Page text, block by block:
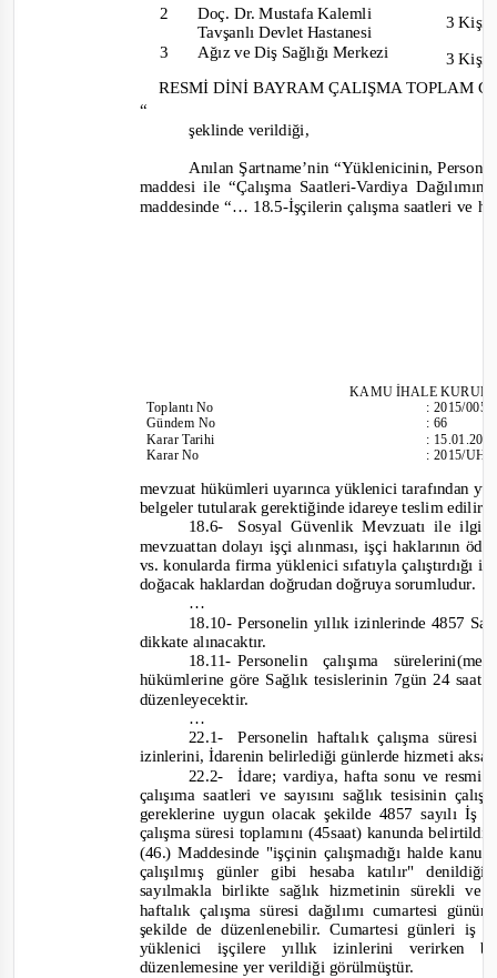
2
3
Doç. Dr. Mustafa Kalemli
Tavşanlı Devlet Hastanesi
Ağız ve Diş Sağlığı Merkezi
3 Kişi
3 Kişi
RESMİ DİNİ BAYRAM ÇALIŞMA TOPLAM
“
şeklinde verildiği,
Anılan Şartname’nin “Yüklenicinin,
maddesi ile “Çalışma Saatleri-Vardiya
maddesinde “… 18.5-İşçilerin çalışma saatleri ve
KAMU İHALE
ToplantıNo
Gündem No
Karar Tarihi
Karar No
:2015/005
:66
:
:2015/
mevzuat hükümleri uyarınca yüklenici tarafından
belgeler tutularak gerektiğinde idareye teslim edilir.
18.6- Sosyal Güvenlik Mevzuatı ile
mevzuattan dolayı işçi alınması, işçi haklarının
vs. konularda firma yüklenici sıfatıyla çalıştırdığı
doğacak haklardan doğrudan doğruya sorumludur.
…
18.10- Personelin yıllık izinlerinde 4857
dikkate alınacaktır.
18.11- Personelin çalışıma
hükümlerine göre Sağlık tesislerinin 7gün 24 saat
düzenleyecektir.
…
22.1-Personelin haftalık çalışma
izinlerini, İdarenin belirlediği günlerde hizmeti
22.2-İdare; vardiya, hafta sonu ve resmi
çalışıma saatleri ve sayısını sağlık tesisinin
gereklerine uygun olacak şekilde 4857 sayılı
çalışma süresi toplamını (45saat) kanunda
(46.) Maddesinde "işçinin çalışmadığı halde
çalışılmış günler gibi hesaba katılır"
sayılmakla birlikte sağlık hizmetinin sürekli
haftalık çalışma süresi dağılımı cumartesi
şekilde de düzenlenebilir. Cumartesi günleri iş
yüklenici işçilere yıllık izinlerini verirken
düzenlemesine yer verildiği görülmüştür.